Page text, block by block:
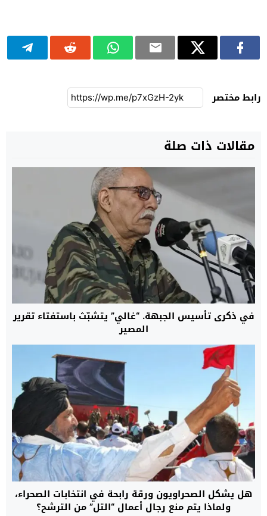
رابط مختصر
مقالات ذات صلة
في ذكرى تأسيس الجبهة. “غالي” يتشبّث باستفتاء تقرير
المصير
هل يشكل الصحراويون ورقة رابحة في انتخابات الصحراء،
ولماذا يتم منع رجال أعمال “التل” من الترشح؟